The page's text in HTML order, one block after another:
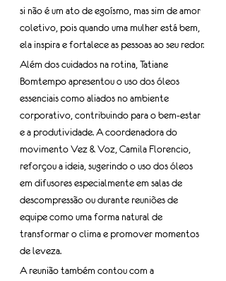
si não é um ato de egoísmo, mas sim de amor
coletivo, pois quando uma mulher está bem,
ela inspira e fortalece as pessoas ao seu redor.
Além dos cuidados na rotina, Tatiane
Bomtempo apresentou o uso dos óleos
essenciais como aliados no ambiente
corporativo, contribuindo para o bem-estar
e a produtividade. A coordenadora do
movimento Vez & Voz, Camila Florencio,
reforçou a ideia, sugerindo o uso dos óleos
em difusores especialmente em salas de
descompressão ou durante reuniões de
equipe como uma forma natural de
transformar o clima e promover momentos
de leveza.
A reunião também contou com a